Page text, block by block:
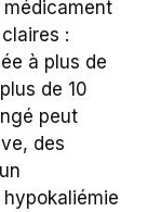
médicament
:
à plus de
de 10
peut
des